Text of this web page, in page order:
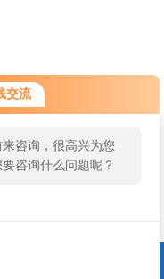
交流
咨询，很高兴为您
咨询什么问题呢？